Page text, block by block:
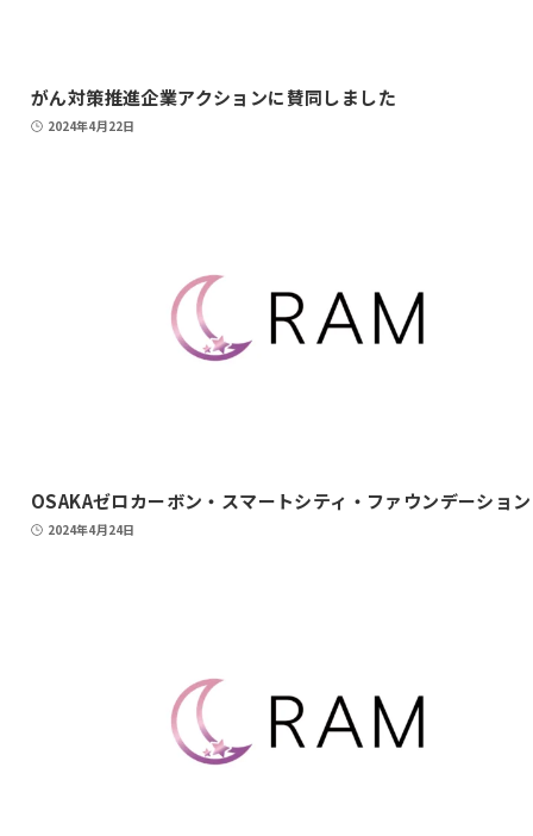
がん対策推進企業アクションに賛同しました
2024年4月22日
OSAKAゼロカーボン・スマートシティ・ファウンデーション
2024年4月24日